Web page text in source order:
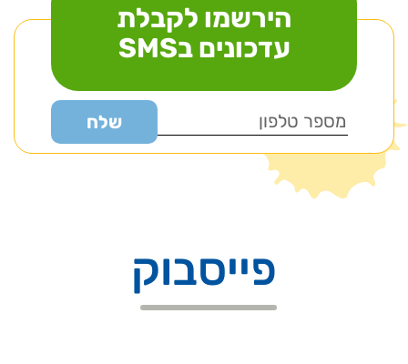
הירשמו לקבלת
עדכונים בSMS
פייסבוק